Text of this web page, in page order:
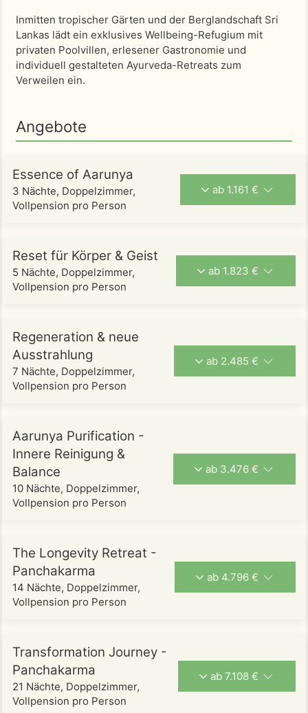
Inmitten tropischer Gärten und der Berglandschaft Sri
Lankas lädt ein exklusives Wellbeing-Refugium mit
privaten Poolvillen, erlesener Gastronomie und
individuell gestalteten Ayurveda-Retreats zum
Verweilen ein.
Angebote
Essence of Aarunya
3 Nächte, Doppelzimmer,
Vollpension pro Person
ab 1.161 €
Reset für Körper & Geist
5 Nächte, Doppelzimmer,
Vollpension pro Person
ab 1.823 €
Regeneration & neue
Ausstrahlung
7 Nächte, Doppelzimmer,
Vollpension pro Person
ab 2.485 €
Aarunya Purification -
Innere Reinigung &
Balance
10 Nächte, Doppelzimmer,
Vollpension pro Person
ab 3.476 €
The Longevity Retreat -
Panchakarma
14 Nächte, Doppelzimmer,
Vollpension pro Person
ab 4.796 €
Transformation Journey -
Panchakarma
21 Nächte, Doppelzimmer,
Vollpension pro Person
ab 7.108 €